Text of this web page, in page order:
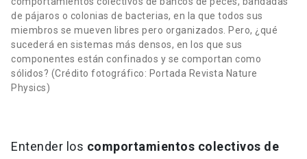
de pájaros o colonias de bacterias, en la que todos sus
miembros se mueven libres pero organizados. Pero, ¿qué
sucederá en sistemas más densos, en los que sus
componentes están confinados y se comportan como
sólidos? (Crédito fotográfico: Portada Revista Nature
Physics)
Entender los comportamientos colectivos de